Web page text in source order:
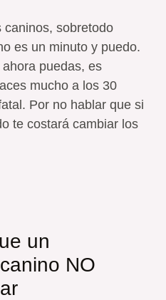
caninos, sobretodo
es un minuto y puedo.
puedas, es
mucho a los 30
Por no hablar que si
te costará cambiar los
un
NO